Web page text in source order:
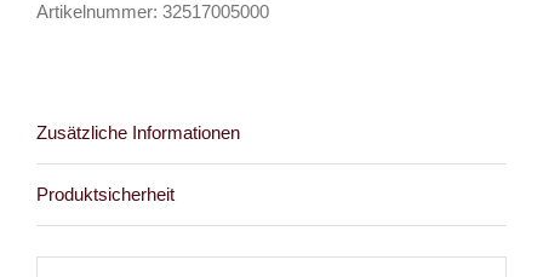
Artikelnummer: 32517005000
Zusätzliche Informationen
Produktsicherheit